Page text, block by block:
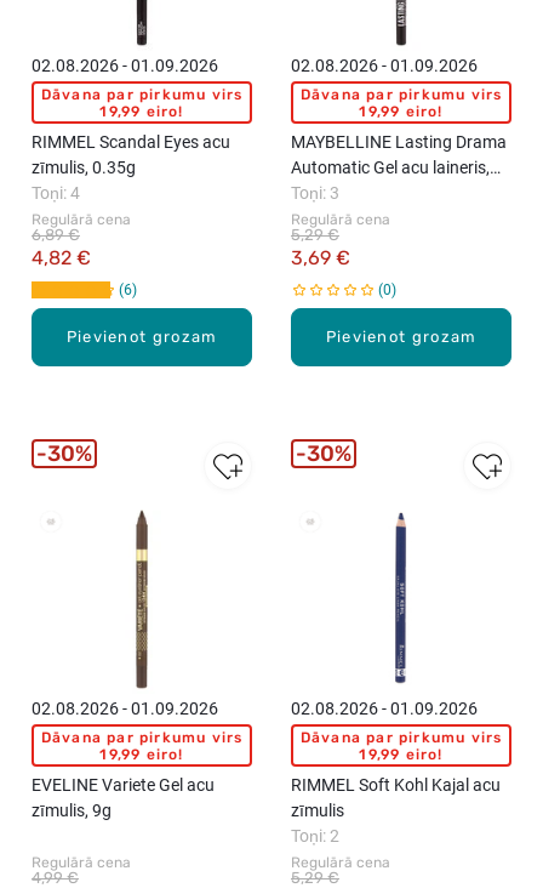
Pievienot grozam
02.08.2026 - 01.09.2026
Dāvana par pirkumu virs
19,99 eiro!
RIMMEL Scandal Eyes acu
zīmulis, 0.35g
Regulārā cena
4,82 €
6,89 €
Toņi: 4
6
Pievienot grozam
02.08.2026 - 01.09.2026
Dāvana par pirkumu virs
19,99 eiro!
MAYBELLINE Lasting Drama
Automatic Gel acu laineris,
1gab.
Regulārā cena
3,69 €
5,29 €
Toņi: 3
0
02.08.2026 - 01.09.2026
Dāvana par pirkumu virs
19,99 eiro!
EVELINE Variete Gel acu
zīmulis, 9g
Regulārā cena
4,99 €
30%
02.08.2026 - 01.09.2026
Dāvana par pirkumu virs
19,99 eiro!
RIMMEL Soft Kohl Kajal acu
zīmulis
Regulārā cena
5,29 €
Toņi: 2
30%